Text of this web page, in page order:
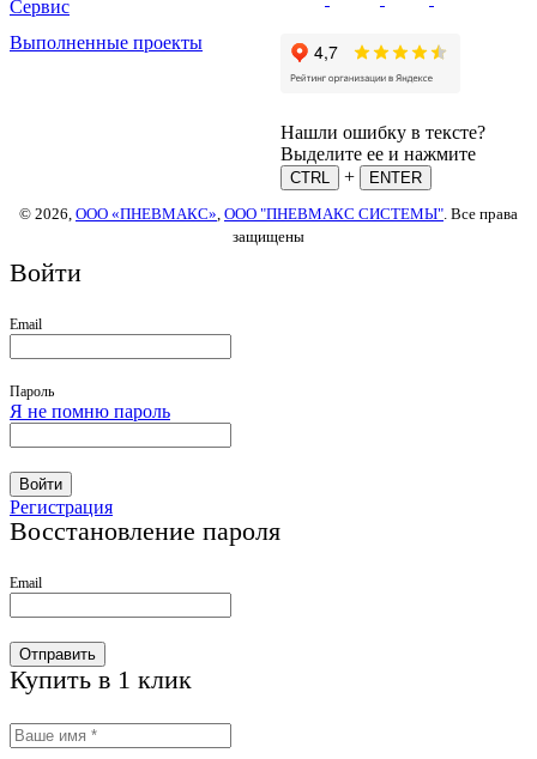
Сервис
Выполненные проекты
Нашли ошибку в тексте?
Выделите ее и нажмите
CTRL +
ENTER
© 2026, ООО «ПНЕВМАКС» ООО "ПНЕВМАКС СИСТЕМЫ" . Все права
защищены
Войти
Email
Пароль
Я не помню пароль
Войти
Регистрация
Восстановление пароля
Email
Отправить
Купить в 1 клик